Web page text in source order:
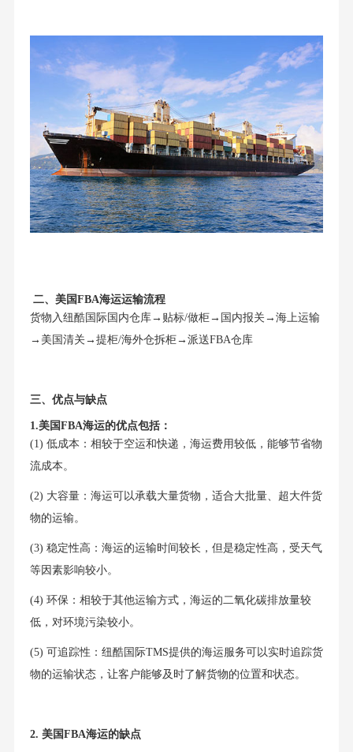
二、美国FBA海运运输流程
货物入纽酷国际国内仓库→贴标/做柜→国内报关→海上运输
→美国清关→提柜/海外仓拆柜→派送FBA仓库
三、优点与缺点
1.美国FBA海运的优点包括：
(1) 低成本：相较于空运和快递，海运费用较低，能够节省物
流成本。
(2) 大容量：海运可以承载大量货物，适合大批量、超大件货
物的运输。
(3) 稳定性高：海运的运输时间较长，但是稳定性高，受天气
等因素影响较小。
(4) 环保：相较于其他运输方式，海运的二氧化碳排放量较
低，对环境污染较小。
(5) 可追踪性：纽酷国际TMS提供的海运服务可以实时追踪货
物的运输状态，让客户能够及时了解货物的位置和状态。
2. 美国FBA海运的缺点